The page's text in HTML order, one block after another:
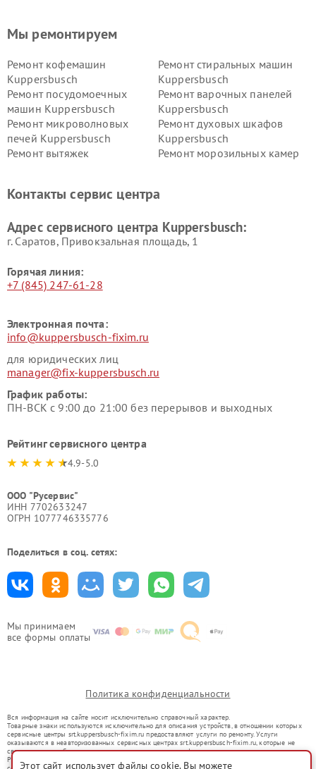
Мы принимаем
все формы оплаты
Мы ремонтируем
Ремонт кофемашин
Kuppersbusch
Ремонт стиральных машин
Kuppersbusch
Ремонт посудомоечных
машин Kuppersbusch
Ремонт варочных панелей
Kuppersbusch
Ремонт микроволновых
печей Kuppersbusch
Ремонт духовых шкафов
Kuppersbusch
Ремонт вытяжек
Ремонт морозильных камер
Kuppersbusch
вакуумных упаковщиков
Ремонт сушильных машин Kuppersbusch
Контакты сервис центра
Адрес сервисного центра Kuppersbusch:
г. Саратов, Привокзальная площадь, 1
Горячая линия:
+7 (845) 247-61-28
Электронная почта:
info@kuppersbusch-fixim.ru
для юридических лиц
manager@fix-kuppersbusch.ru
График работы:
ПН-ВСК с 9:00 до 21:00 без перерывов и выходных
Рейтинг сервисного центра
4.9-5.0
ООО "Русервис"
ИНН 7702633247
ОГРН 1077746335776
Поделиться в соц. сетях:
Политика конфиденциальности
Вся информация на сайте носит исключительно справочный характер.
Товарные знаки используются исключительно для описания устройств, в отношении которых
сервисные центры srt.kuppersbusch-fixim.ru предоставляют услуги по ремонту. Услуги
оказываются в неавторизованных сервисных центрах srt.kuppersbusch-fixim.ru, которые не
связаны с правообладателями товарных знаков или их официальными представителями.
Ремонт осуществляется для устройств, уже введенных в гражданский оборот в соответствии
Этот сайт использует файлы cookie. Вы можете